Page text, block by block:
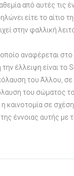
από αυτές τις
είτε το αίτιο
στην φαλλική
αναφέρεται στο
την έλλειψη είναι
του Άλλου,
του σώματος
η καινοτομία σε
έννοιας αυτής με